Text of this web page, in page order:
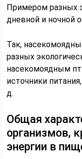
Примером разных
дневной и ночной
Так,
разных
насекомоядным
источники
д.
Общая
организмов,
энергии в